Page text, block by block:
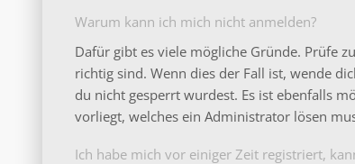
Warum kann ich mich nicht anmelden?
Dafür gibt es viele mögliche Gründe. Prüfe
richtig sind. Wenn dies der Fall ist, wende
du nicht gesperrt wurdest. Es ist ebenfalls
vorliegt, welches ein Administrator lösen
Ich habe mich vor einiger Zeit registriert,